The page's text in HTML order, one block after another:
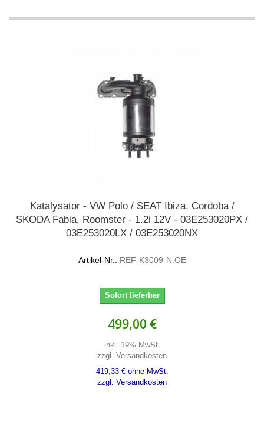
Katalysator - VW Polo / SEAT Ibiza, Cordoba /
SKODA Fabia, Roomster - 1.2i 12V - 03E253020PX /
03E253020LX / 03E253020NX
Artikel-Nr.: REF-K3009-N.OE
Sofort lieferbar
499,00 €
inkl. 19% MwSt.
zzgl. Versandkosten
419,33 € ohne MwSt.
zzgl. Versandkosten